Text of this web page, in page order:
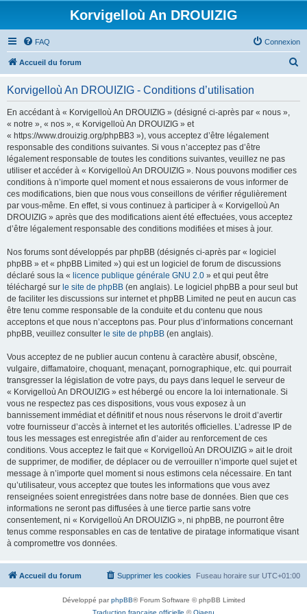
Korvigelloù An DROUIZIG
FAQ Connexion
Accueil du forum
Korvigelloù An DROUIZIG - Conditions d’utilisation
En accédant à « Korvigelloù An DROUIZIG » (désigné ci-après par « nous »,
« notre », « nos », « Korvigelloù An DROUIZIG » et
« https://www.drouizig.org/phpBB3 »), vous acceptez d’être légalement
responsable des conditions suivantes. Si vous n’acceptez pas d’être
légalement responsable de toutes les conditions suivantes, veuillez ne pas
utiliser et accéder à « Korvigelloù An DROUIZIG ». Nous pouvons modifier ces
conditions à n’importe quel moment et nous essaierons de vous informer de
ces modifications, bien que nous vous conseillons de vérifier régulièrement
par vous-même. En effet, si vous continuez à participer à « Korvigelloù An
DROUIZIG » après que des modifications aient été effectuées, vous acceptez
d’être légalement responsable des conditions modifiées et mises à jour.
Nos forums sont développés par phpBB (désignés ci-après par « logiciel
phpBB » et « phpBB Limited ») qui est un logiciel de forum de discussions
déclaré sous la « licence publique générale GNU 2.0 » et qui peut être
téléchargé sur le site de phpBB (en anglais). Le logiciel phpBB a pour seul but
de faciliter les discussions sur internet et phpBB Limited ne peut en aucun cas
être tenu comme responsable de la conduite et du contenu que nous
acceptons et que nous n’acceptons pas. Pour plus d’informations concernant
phpBB, veuillez consulter le site de phpBB (en anglais).
Vous acceptez de ne publier aucun contenu à caractère abusif, obscène,
vulgaire, diffamatoire, choquant, menaçant, pornographique, etc. qui pourrait
transgresser la législation de votre pays, du pays dans lequel le serveur de
« Korvigelloù An DROUIZIG » est hébergé ou encore la loi internationale. Si
vous ne respectez pas ces dispositions, vous vous exposez à un
bannissement immédiat et définitif et nous nous réservons le droit d’avertir
votre fournisseur d’accès à internet et les autorités officielles. L’adresse IP de
tous les messages est enregistrée afin d’aider au renforcement de ces
conditions. Vous acceptez le fait que « Korvigelloù An DROUIZIG » ait le droit
de supprimer, de modifier, de déplacer ou de verrouiller n’importe quel sujet et
message à n’importe quel moment si nous estimons cela nécessaire. En tant
qu’utilisateur, vous acceptez que toutes les informations que vous avez
renseignées soient enregistrées dans notre base de données. Bien que ces
informations ne seront pas diffusées à une tierce partie sans votre
consentement, ni « Korvigelloù An DROUIZIG », ni phpBB, ne pourront être
tenus comme responsables en cas de tentative de piratage informatique visant
à compromettre vos données.
Accueil du forum Fuseau horaire sur UTC+01:00
Supprimer les cookies
Développé parphpBB® Forum Software © phpBB Limited
Traduction française officielle ©Qiaeru